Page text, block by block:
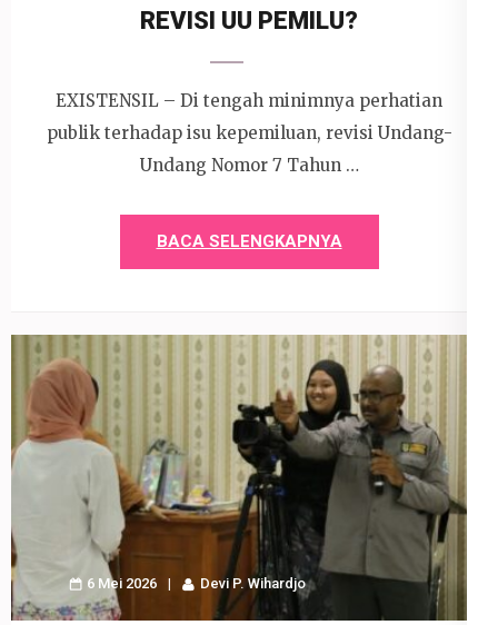
REVISI UU PEMILU?
EXISTENSIL – Di tengah minimnya perhatian
publik terhadap isu kepemiluan, revisi Undang-
Undang Nomor 7 Tahun …
BACA SELENGKAPNYA
6 Mei 2026 Devi P. Wihardjo